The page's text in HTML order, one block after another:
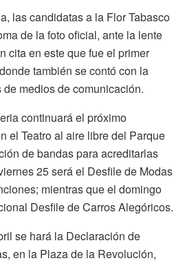
las candidatas a la Flor Tabasco
de la foto oficial, ante la lente
cita en este que fue el primer
también se contó con la
medios de comunicación.
continuará el próximo
el Teatro al aire libre del Parque
de bandas para acreditarlas
25 será el Desfile de Modas
mientras que el domingo
Desfile de Carros Alegóricos.
se hará la Declaración de
en la Plaza de la Revolución,